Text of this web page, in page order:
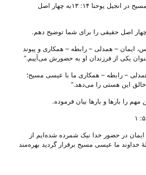
عزیزان، گفته عیسی مسیح در انجیل یوحنا ۱۴: ۱۳به چهار اصل
چهار اصل حقیقی را برای شما توضیح دهم.
ایمان – همدلی – رابطه – همکاری و پیوند
یکی از فرزندان او به حضورش می‌‌آییم.”
– رابطه – همکاری ما با عیسی مسیح؛
این هستی را می‌‌دهد.”
را بارها و بارها بیان فرموده.
ایمان در حضور خدا نیک شمرده شده‌‌ایم از
خداوند ما عیسی مسیح برقرار گردید بهره‌مند